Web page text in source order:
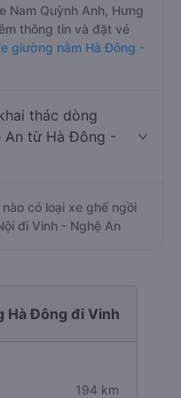
Nam Quỳnh Anh, Hưng
thông tin và đặt vé
giường nằm Hà Đông -
thác dòng
An từ Hà Đông -
có loại xe ghế ngồi
đi Vinh - Nghệ An
Hà Đông đi Vinh
194 km